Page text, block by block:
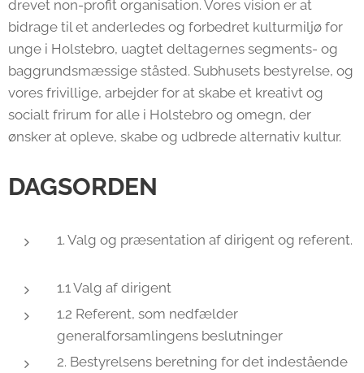
drevet non-profit organisation. Vores vision er at
bidrage til et anderledes og forbedret kulturmiljø for
unge i Holstebro, uagtet deltagernes segments- og
baggrundsmæssige ståsted. Subhusets bestyrelse, og
vores frivillige, arbejder for at skabe et kreativt og
socialt frirum for alle i Holstebro og omegn, der
ønsker at opleve, skabe og udbrede alternativ kultur.
DAGSORDEN
1. Valg og præsentation af dirigent og referent.
1.1 Valg af dirigent
1.2 Referent, som nedfælder
generalforsamlingens beslutninger
2. Bestyrelsens beretning for det indestående